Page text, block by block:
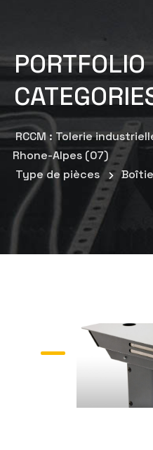
PORTFOLIO
RCCM : Tolerie
Rhone-Alpes (07)
Type de pièces